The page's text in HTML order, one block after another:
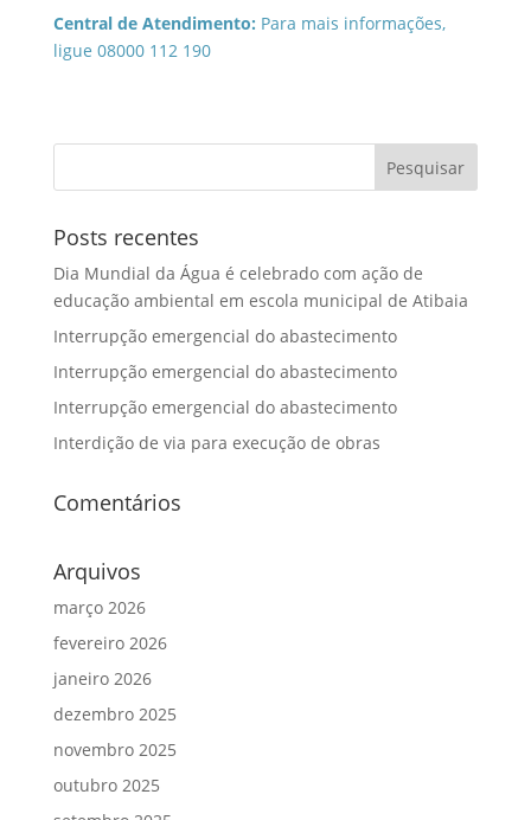
Central de Atendimento: Para mais informações,
ligue 08000 112 190
Posts recentes
Dia Mundial da Água é celebrado com ação de
educação ambiental em escola municipal de Atibaia
Interrupção emergencial do abastecimento
Interrupção emergencial do abastecimento
Interrupção emergencial do abastecimento
Interdição de via para execução de obras
Comentários
Arquivos
março 2026
fevereiro 2026
janeiro 2026
dezembro 2025
novembro 2025
outubro 2025